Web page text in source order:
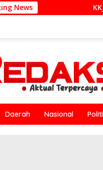
News
KKJ NTT dan AJI Kupang
Daerah Nasional